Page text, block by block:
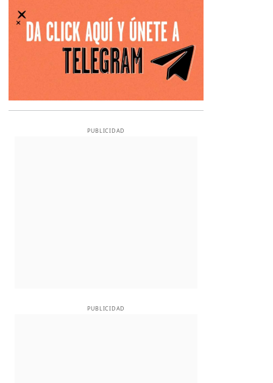
PUBLICIDAD
PUBLICIDAD